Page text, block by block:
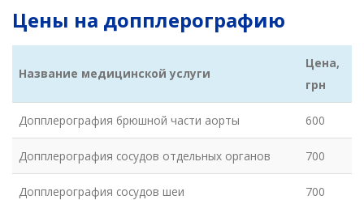
Цены на допплерографию
Название медицинской услуги
Цена,
грн
Допплерография брюшной части аорты 600
Допплерография сосудов отдельных органов 700
Допплерография сосудов шеи 700